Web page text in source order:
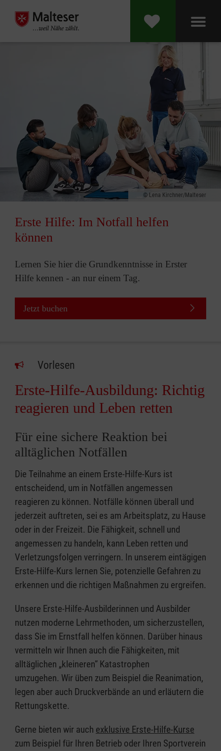
Lena Kirchner/Malteser
Erste Hilfe: Im Notfall helfen
können
Lernen Sie hier die Grundkenntnisse in Erster
Hilfe kennen - an nur einem Tag.
Jetzt buchen
Vorlesen
Erste-Hilfe-Ausbildung: Richtig
reagieren und Leben retten
Für eine sichere Reaktion bei
alltäglichen Notfällen
Die Teilnahme an einem Erste-Hilfe-Kurs ist
entscheidend, um in Notfällen angemessen
reagieren zu können. Notfälle können überall und
jederzeit auftreten, sei es am Arbeitsplatz, zu Hause
oder in der Freizeit. Die Fähigkeit, schnell und
angemessen zu handeln, kann Leben retten und
Verletzungsfolgen verringern. In unserem eintägigen
Erste-Hilfe-Kurs lernen Sie, potenzielle Gefahren zu
erkennen und die richtigen Maßnahmen zu ergreifen.
Unsere Erste-Hilfe-Ausbilderinnen und Ausbilder
nutzen moderne Lehrmethoden, um sicherzustellen,
dass Sie im Ernstfall helfen können. Darüber hinaus
vermitteln wir Ihnen auch die Fähigkeiten, mit
alltäglichen „kleineren” Katastrophen
umzugehen. Wir üben zum Beispiel die Reanimation,
legen aber auch Druckverbände an und erläutern die
Rettungskette.
Gerne bieten wir auch exklusive Erste-Hilfe-Kurse
zum Beispiel für Ihren Betrieb oder Ihren Sportverein